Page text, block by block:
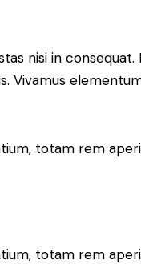
nisi in consequat.
Vivamus
totam rem
totam rem